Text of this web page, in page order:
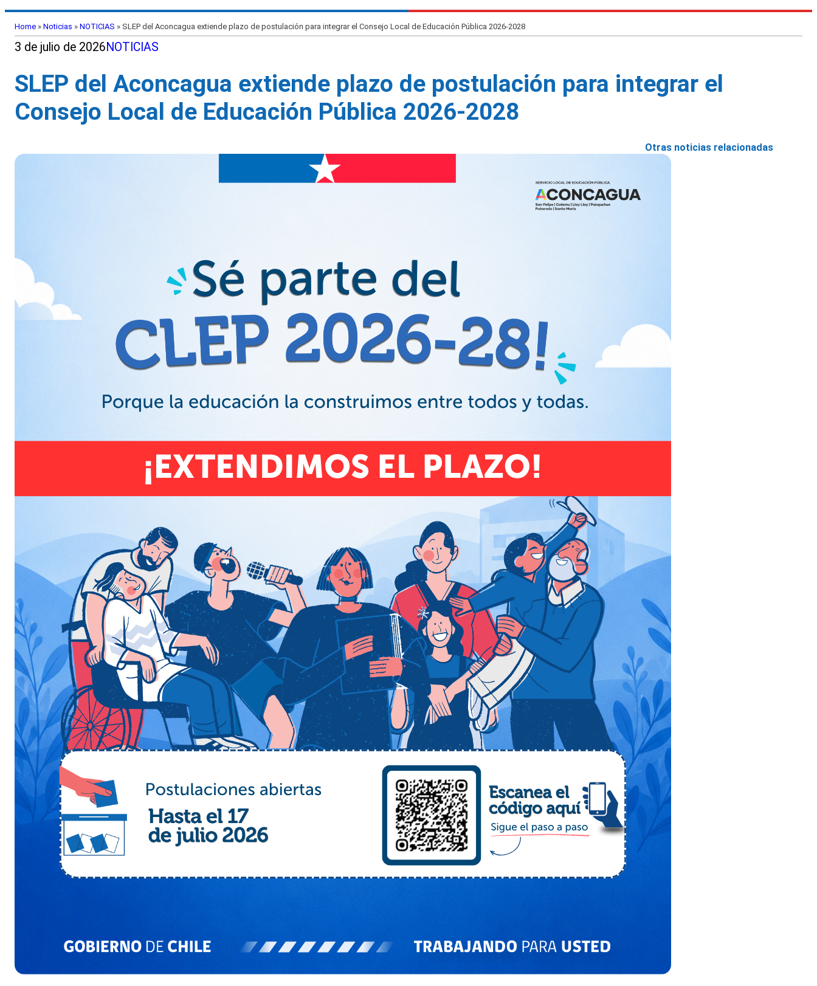
Home » Noticias » NOTICIAS » SLEP del Aconcagua extiende plazo de postulación para integrar el Consejo Local de Educación Pública 2026-2028
3 de julio de 2026NOTICIAS
SLEP del Aconcagua extiende plazo de postulación para integrar el
Consejo Local de Educación Pública 2026-2028
Otras noticias relacionadas